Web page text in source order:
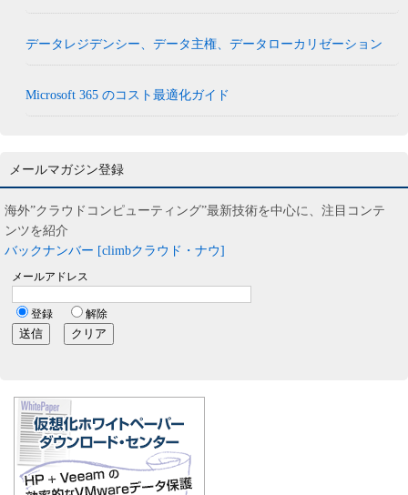
データレジデンシー、データ主権、データローカリゼーション
Microsoft 365 のコスト最適化ガイド
メールマガジン登録
海外”クラウドコンピューティング”最新技術を中心に、注目コンテ
ンツを紹介
バックナンバー [climbクラウド・ナウ]